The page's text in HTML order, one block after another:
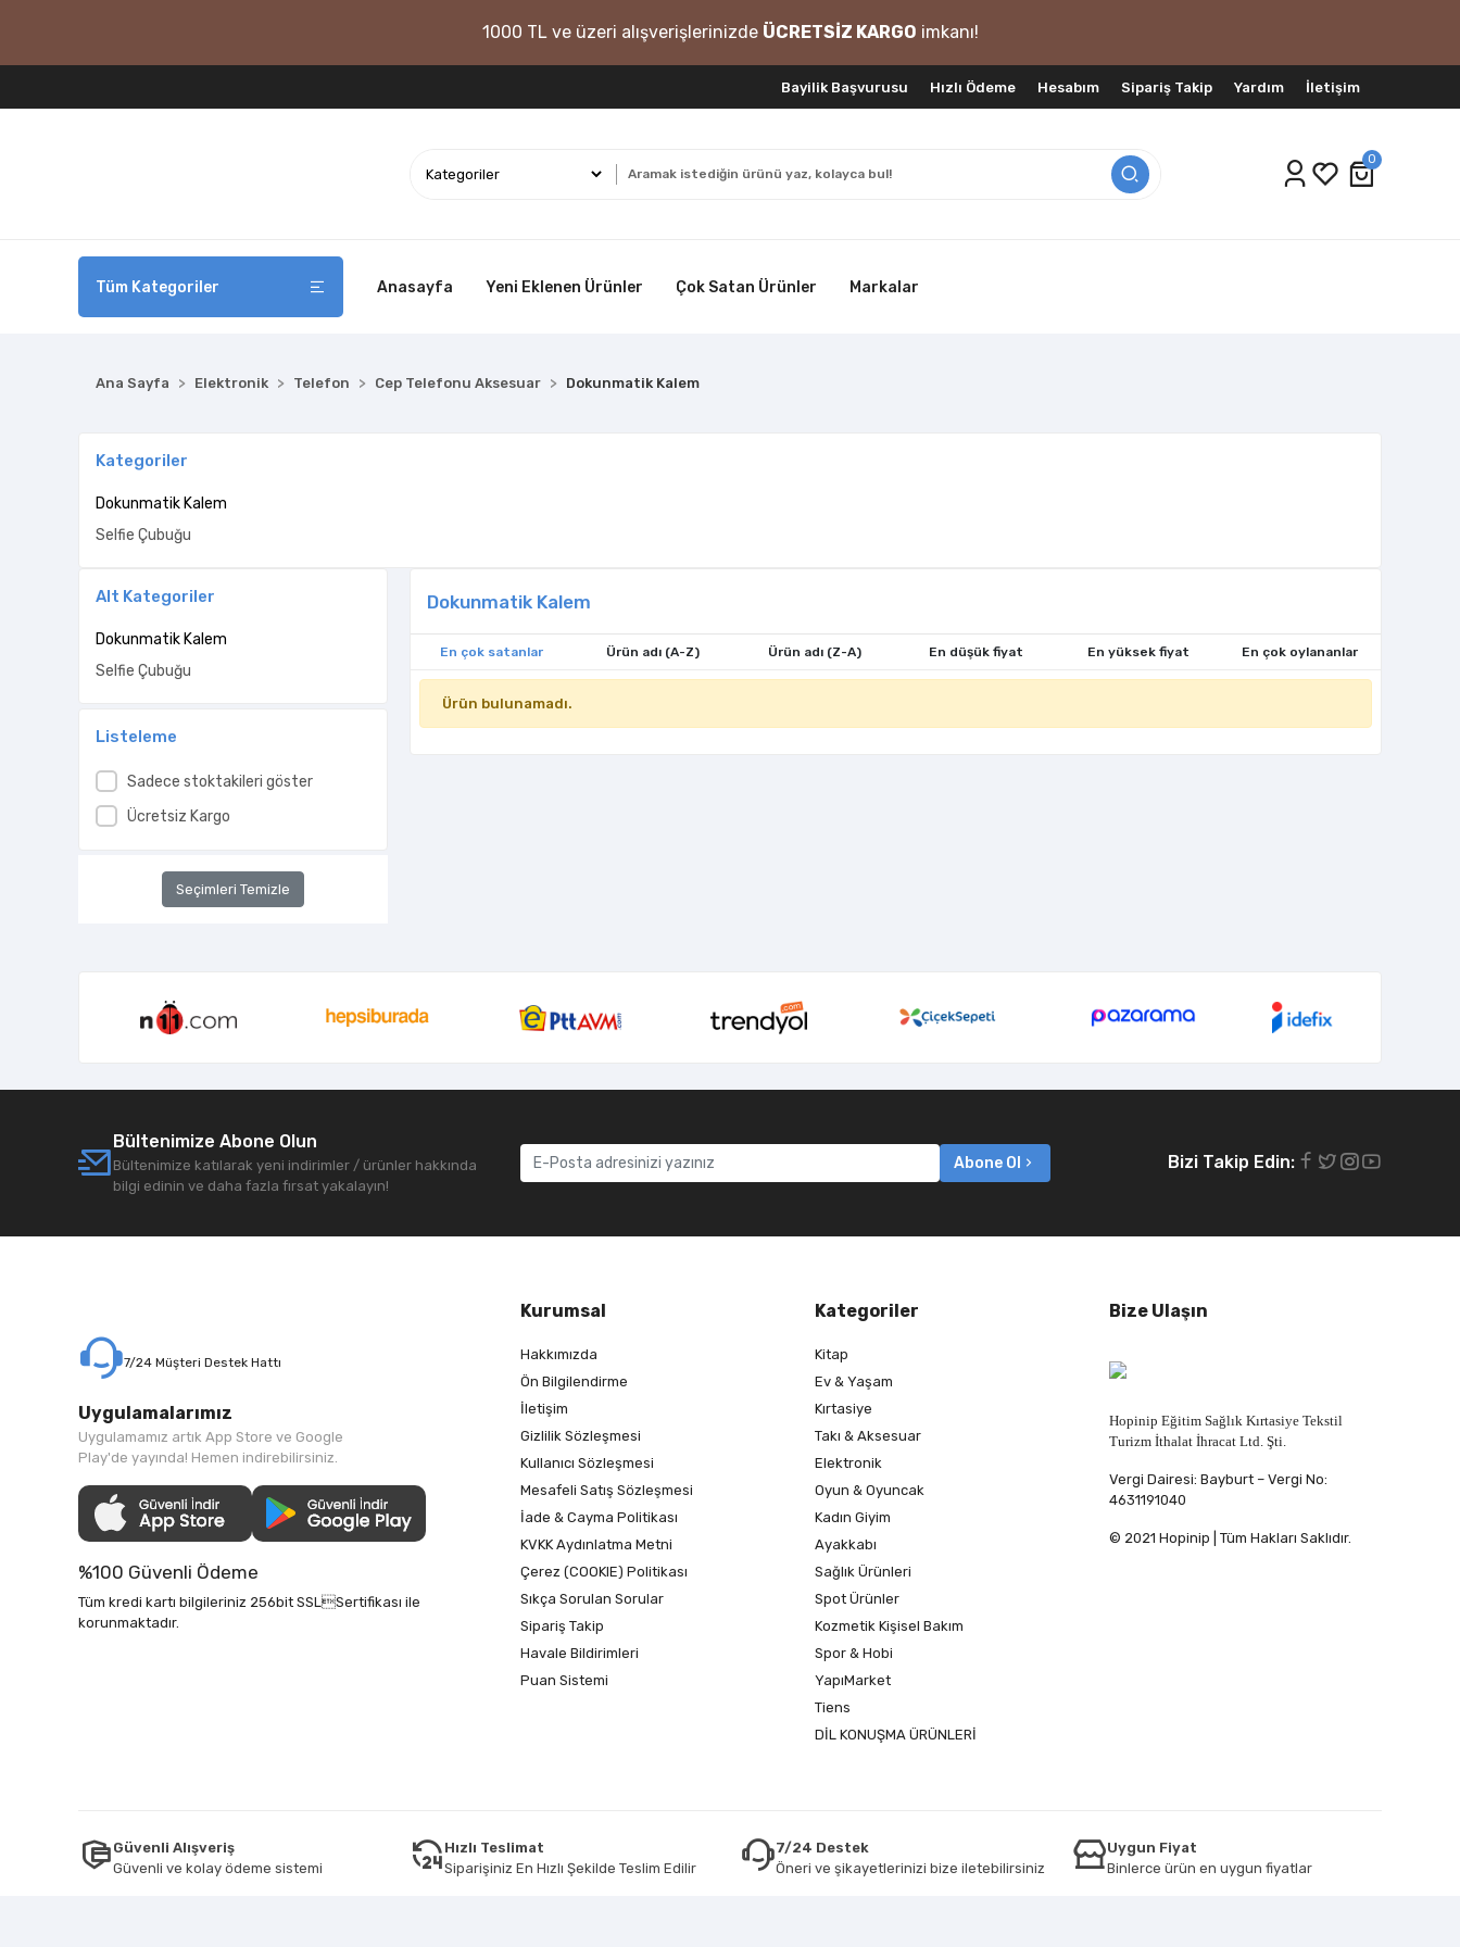
1000 TL ve üzeri alışverişlerinizde ÜCRETSİZ KARGO imkanı!
Bayilik Başvurusu Hızlı Ödeme Hesabım Sipariş Takip Yardım İletişim
0
Tüm Kategoriler Anasayfa Yeni Eklenen Ürünler Çok Satan Ürünler Markalar
Ana Sayfa Elektronik Telefon Cep Telefonu Aksesuar Dokunmatik Kalem
Kategoriler
Dokunmatik Kalem
Selfie Çubuğu
Alt Kategoriler
Dokunmatik Kalem
Selfie Çubuğu
Listeleme
Sadece stoktakileri göster
Ücretsiz Kargo
Seçimleri Temizle
Dokunmatik Kalem
En çok satanlar Ürün adı (A-Z) Ürün adı (Z-A) En düşük fiyat En yüksek fiyat En çok oylananlar
Ürün bulunamadı.
Bültenimize Abone Olun
Bültenimize katılarak yeni indirimler / ürünler hakkında
bilgi edinin ve daha fazla fırsat yakalayın!
Abone Ol Bizi Takip Edin:
7/24 Müşteri Destek Hattı
Uygulamalarımız
Uygulamamız artık App Store ve Google
Play'de yayında! Hemen indirebilirsiniz.
%100 Güvenli Ödeme
Tüm kredi kartı bilgileriniz 256bit SSLSertifikası ile
korunmaktadır.
Kurumsal
Hakkımızda
Ön Bilgilendirme
İletişim
Gizlilik Sözleşmesi
Kullanıcı Sözleşmesi
Mesafeli Satış Sözleşmesi
İade & Cayma Politikası
KVKK Aydınlatma Metni
Çerez (COOKIE) Politikası
Sıkça Sorulan Sorular
Sipariş Takip
Havale Bildirimleri
Puan Sistemi
Kategoriler
Kitap
Ev & Yaşam
Kırtasiye
Takı & Aksesuar
Elektronik
Oyun & Oyuncak
Kadın Giyim
Ayakkabı
Sağlık Ürünleri
Spot Ürünler
Kozmetik Kişisel Bakım
Spor & Hobi
YapıMarket
Tiens
DİL KONUŞMA ÜRÜNLERİ
Bize Ulaşın
Hopinip Eğitim Sağlık Kırtasiye Tekstil
Turizm İthalat İhracat Ltd. Şti.
Vergi Dairesi: Bayburt – Vergi No:
4631191040
© 2021 Hopinip | Tüm Hakları Saklıdır.
Güvenli Alışveriş
Güvenli ve kolay ödeme sistemi
Hızlı Teslimat
Siparişiniz En Hızlı Şekilde Teslim Edilir
7/24 Destek
Öneri ve şikayetlerinizi bize iletebilirsiniz
Uygun Fiyat
Binlerce ürün en uygun fiyatlar